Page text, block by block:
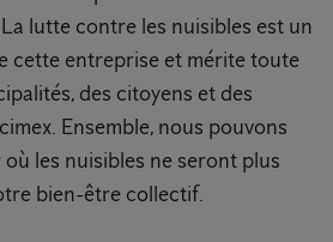
lutte contre les nuisibles est un
cette entreprise et mérite toute
des citoyens et des
Ensemble, nous pouvons
les nuisibles ne seront plus
bien-être collectif.